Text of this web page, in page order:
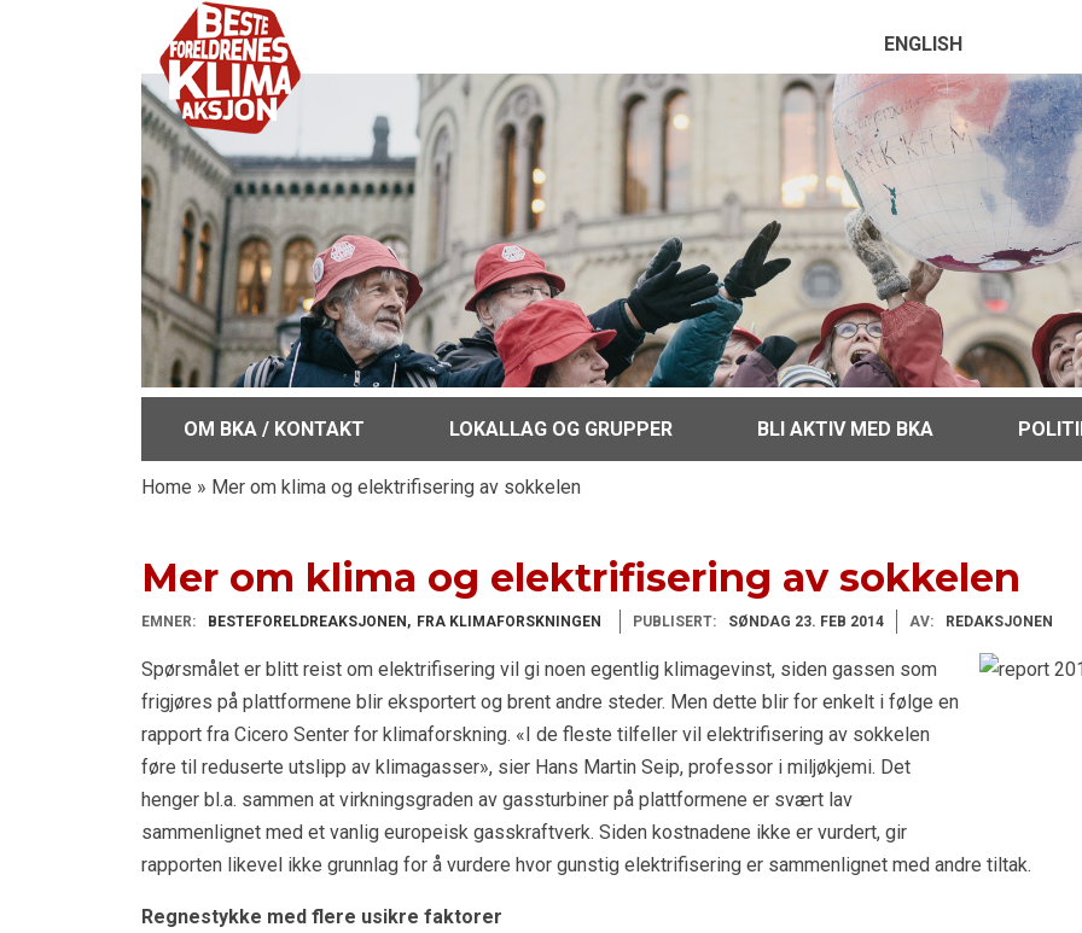
ENGLISH
OM BKA / KONTAKT LOKALLAG OG GRUPPER BLI AKTIV MED BKA
Home » Mer om klima og elektrifisering av sokkelen
Mer om klima og elektrifisering av sokkelen
EMNER: BESTEFORELDREAKSJONEN FRA KLIMAFORSKNINGEN PUBLISERT: SØNDAG 23. FEB 2014 AV: REDAKSJONEN
Spørsmålet er blitt reist om elektrifisering vil gi noen egentlig klimagevinst, siden gassen som
frigjøres på plattformene blir eksportert og brent andre steder. Men dette blir for enkelt i følge en
rapport fra Cicero Senter for klimaforskning. «I de fleste tilfeller vil elektrifisering av sokkelen
føre til reduserte utslipp av klimagasser», sier Hans Martin Seip, professor i miljøkjemi. Det
henger bl.a. sammen at virkningsgraden av gassturbiner på plattformene er svært lav
sammenlignet med et vanlig europeisk gasskraftverk. Siden kostnadene ikke er vurdert, gir
rapporten likevel ikke grunnlag for å vurdere hvor gunstig elektrifisering er sammenlignet med andre tiltak.
Regnestykke med flere usikre faktorer